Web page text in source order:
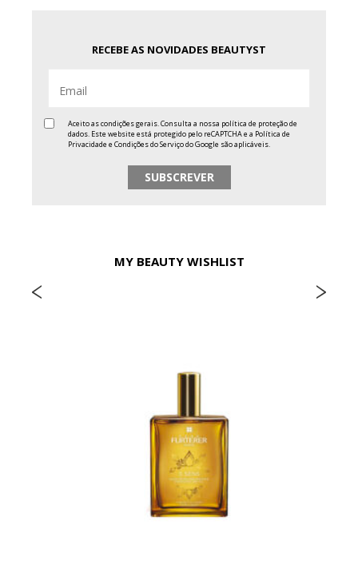
RECEBE AS NOVIDADES BEAUTYST
Aceito as condições gerais. Consulta a nossa política de proteção de
dados. Este website está protegido pelo reCAPTCHA e a Política de
Privacidade e Condições do Serviçodo Google são aplicáveis.
MY BEAUTY WISHLIST